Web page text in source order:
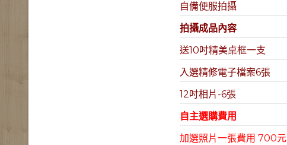
自備便服拍攝
拍攝成品內容
送10吋精美桌框一支
入選精修電子檔案6張
12吋相片-6張
自主選購費用
加選照片一張費用 700元